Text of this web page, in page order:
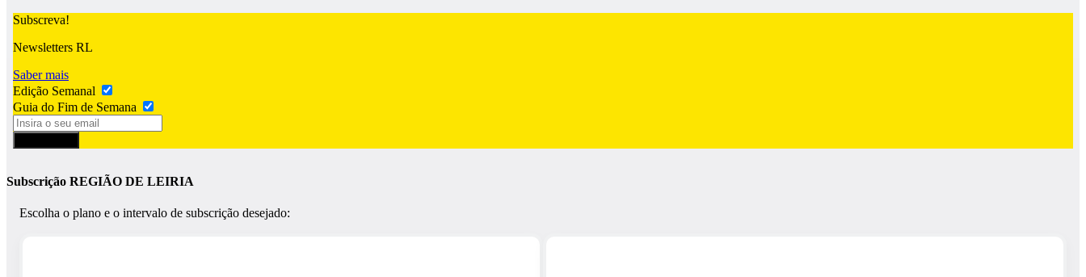
Subscreva!
Newsletters RL
Saber mais
Edição Semanal
Guia do Fim de Semana
Subscrição REGIÃO DE LEIRIA
Escolha o plano e o intervalo de subscrição desejado: